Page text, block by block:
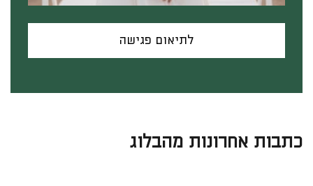
לתיאום פגישה
כתבות אחרונות מהבלוג